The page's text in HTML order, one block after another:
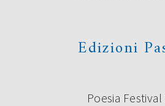
Edizioni
Poesia Festival